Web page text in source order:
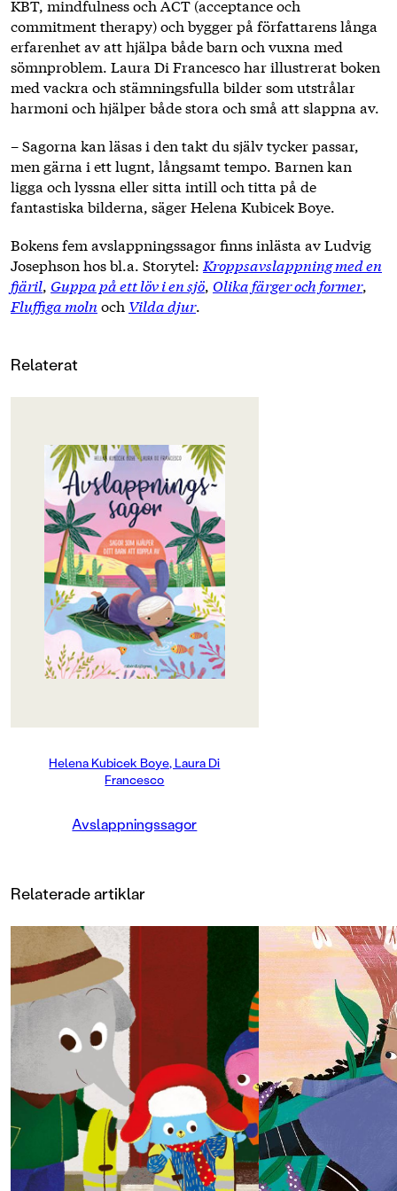
KBT, mindfulness och ACT (acceptance och
commitment therapy) och bygger på författarens långa
erfarenhet av att hjälpa både barn och vuxna med
sömnproblem. Laura Di Francesco har illustrerat boken
med vackra och stämningsfulla bilder som utstrålar
harmoni och hjälper både stora och små att slappna av.
– Sagorna kan läsas i den takt du själv tycker passar,
men gärna i ett lugnt, långsamt tempo. Barnen kan
ligga och lyssna eller sitta intill och titta på de
fantastiska bilderna, säger Helena Kubicek Boye.
Bokens fem avslappningssagor finns inlästa av Ludvig
Josephson hos bl.a. Storytel: Kroppsavslappning med en
fjäril, Guppa på ett löv i en sjö, Olika färger och former,
Fluffiga moln och Vilda djur.
Relaterat
OM BOKEN
Hjälp ditt barn till en lugn och skön
stund med rogivande
avslappningssagor! Idag lever
många barn ett stundtals stressigt
liv med långa dagar, många
aktiviteter och ett stort
informationsflöde. Vila och
återhämtning är ett måste för att
orka med och må bra. Här kommer
en bok med allt du behöver veta för
att skapa en avkopplande vilostund
med hjälp av lugna sagor
aktiva barn att gå ner i varv och
kan göra hela familjen tillsammans.
Boken passar lika bra att använda
förskolan.
bland annat skrivit de uppskattade
samt en rad böcker om sömn för
vuxna. Hon är flitigt anlitad
föreläsare och medverkar ofta i
media som sömnexpert. Bokens
vackra och stämningsfulla
illustrationer av Laura Di
Francesco utstrålar harmoni och
lugn och hjälper både stora och små
att slappna av.
Helena Kubicek Boye, Laura Di
Francesco
Avslappningssagor
Relaterade artiklar